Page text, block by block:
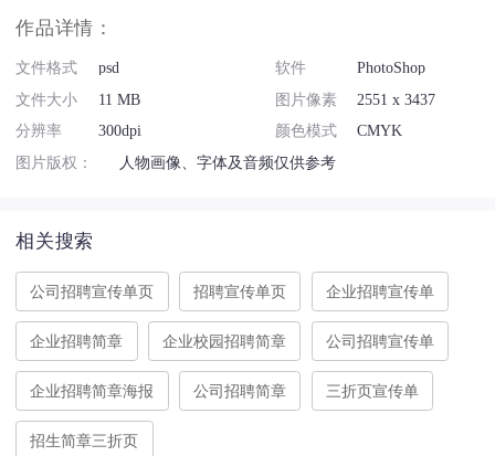
作品详情：
文件格式 psd 软件
PhotoShop
文件大小
11 MB 图片像素
2551 x 3437
分辨率
300dpi 颜色模式
CMYK
图片版权：
人物画像、字体及音频仅供参考
相关搜索
公司招聘宣传单页 招聘宣传单页 企业招聘宣传单
企业招聘简章 企业校园招聘简章 公司招聘宣传单
企业招聘简章海报 公司招聘简章 三折页宣传单
招生简章三折页